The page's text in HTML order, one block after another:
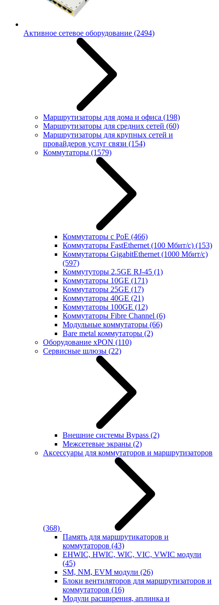
Активное сетевое оборудование (2494)
Маршрутизаторы для дома и офиса (198)
Маршрутизаторы для средних сетей (60)
Маршрутизаторы для крупных сетей и
провайдеров услуг связи (154)
Коммутаторы (1579)
Коммутаторы с PoE (466)
Коммутаторы FastEthernet (100 Мбит/с) (153)
Коммутаторы GigabitEthernet (1000 Мбит/с)
(597)
Коммутуторы 2.5GE RJ-45 (1)
Коммутаторы 10GE (171)
Коммутаторы 25GE (17)
Коммутаторы 40GE (21)
Коммутаторы 100GE (12)
Коммутаторы Fibre Channel (6)
Модульные коммутаторы (66)
Bare metal коммутаторы (2)
Оборудование xPON (110)
Сервисные шлюзы (22)
Внешние системы Bypass (2)
Межсетевые экраны (2)
Аксессуары для коммутаторов и маршрутизаторов
(368)
Память для маршрутикаторов и
коммутаторов (43)
EHWIC, HWIC, WIC, VIC, VWIC модули
(45)
SM, NM, EVM модули (26)
Блоки вентиляторов для маршрутизаторов и
коммутаторов (16)
Модули расширения, аплинка и